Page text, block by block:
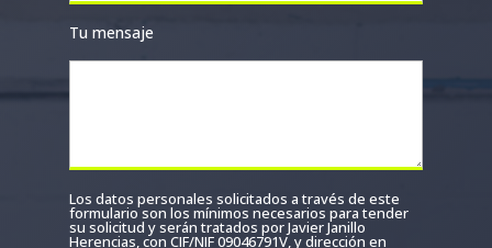
Tu mensaje
Los datos personales solicitados a través de este
formulario son los mínimos necesarios para tender
su solicitud y serán tratados por Javier Janillo
Herencias, con CIF/NIF 09046791V, y dirección en